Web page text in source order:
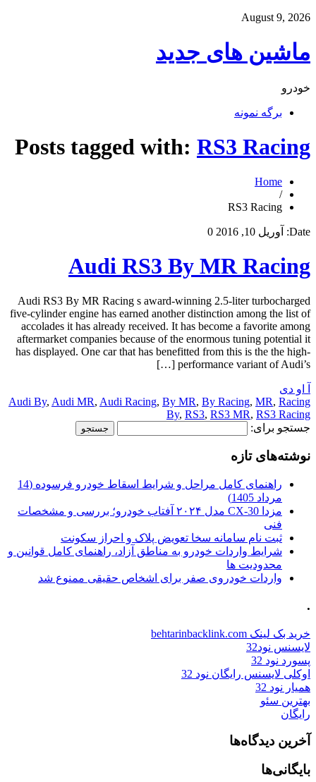
August 9, 2026
ماشین های جدید
خودرو
برگه نمونه
Posts tagged with: RS3 Racing
Home
/
RS3 Racing
Date: آوریل 10, 2016 0
Audi RS3 By MR Racing
Audi RS3 By MR Racing s award-winning 2.5-liter turbocharged
five-cylinder engine has earned another distinction among the list of
accolades it has already received. It has become a favorite among
aftermarket companies because of the enormous tuning potential it
has displayed. One car that has benefitted from this is the the high-
performance variant of Audi’s […]
آ او دی
Audi By, Audi MR, Audi Racing, By MR, By Racing, MR, Racing
By, RS3, RS3 MR, RS3 Racing
جستجو برای:
نوشته‌های تازه
راهنمای کامل مراحل و شرایط اسقاط خودرو فرسوده (14
مرداد 1405)
مزدا CX-30 مدل ۲۰۲۴ آفتاب خودرو؛ بررسی و مشخصات
فنی
ثبت نام سامانه سخا تعویض پلاک و احراز سکونت
شرایط واردات خودرو به مناطق آزاد، راهنمای کامل قوانین و
محدودیت ها
واردات خودروی صفر برای اشخاص حقیقی ممنوع شد
.
خرید بک لینک behtarinbacklink.com
لایسنس نود32
پسورد نود 32
اوکلی لایسنس رایگان نود 32
همیار نود 32
بهترین سئو
رایگان
آخرین دیدگاه‌ها
بایگانی‌ها